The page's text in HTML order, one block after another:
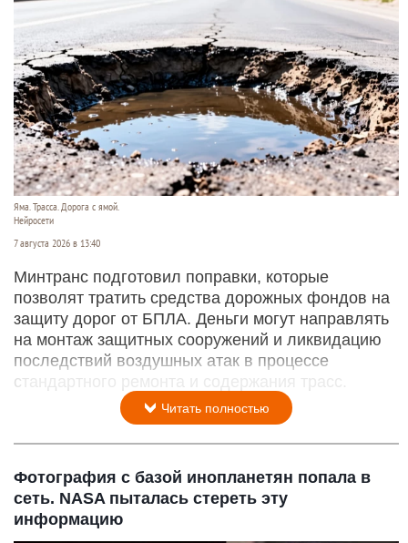
Яма. Трасса. Дорога с ямой.
Нейросети
7 августа 2026 в 13:40
Минтранс подготовил поправки, которые
позволят тратить средства дорожных фондов на
защиту дорог от БПЛА. Деньги могут направлять
на монтаж защитных сооружений и ликвидацию
последствий воздушных атак в процессе
стандартного ремонта и содержания трасс.
Читать полностью
Фотография с базой инопланетян попала в
сеть. NASA пыталась стереть эту
информацию